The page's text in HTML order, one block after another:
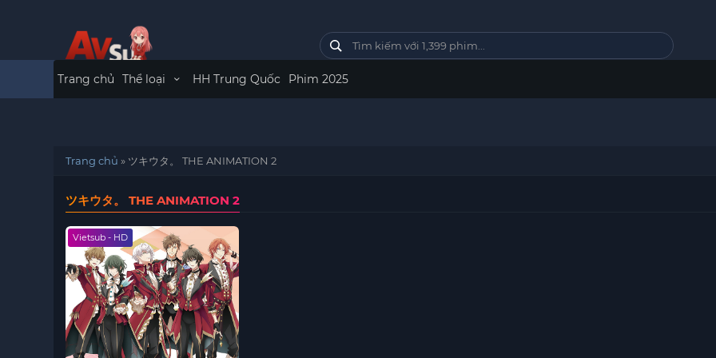
Trang chủ Thể loại HH Trung Quốc Phim 2025
Trang chủ » ツキウタ。 THE ANIMATION 2
ツキウタ。 THE ANIMATION 2
Vietsub - HD